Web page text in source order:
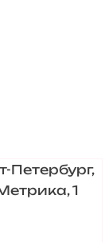
Петербург,
1